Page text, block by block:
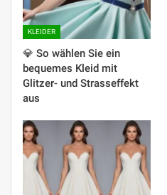
KLEIDER
💎 So wählen Sie ein
bequemes Kleid mit
Glitzer- und Strasseffekt
aus